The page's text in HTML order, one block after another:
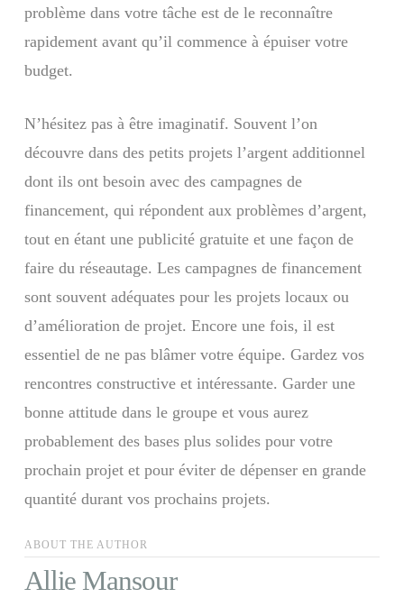
problème dans votre tâche est de le reconnaître
rapidement avant qu’il commence à épuiser votre
budget.
N’hésitez pas à être imaginatif. Souvent l’on
découvre dans des petits projets l’argent additionnel
dont ils ont besoin avec des campagnes de
financement, qui répondent aux problèmes d’argent,
tout en étant une publicité gratuite et une façon de
faire du réseautage. Les campagnes de financement
sont souvent adéquates pour les projets locaux ou
d’amélioration de projet. Encore une fois, il est
essentiel de ne pas blâmer votre équipe. Gardez vos
rencontres constructive et intéressante. Garder une
bonne attitude dans le groupe et vous aurez
probablement des bases plus solides pour votre
prochain projet et pour éviter de dépenser en grande
quantité durant vos prochains projets.
ABOUT THE AUTHOR
Allie Mansour